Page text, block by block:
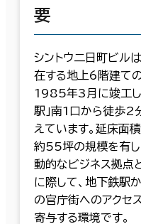
要
シントウ二日町ビル
在する地上6階建ての
1985年3月に竣工し
駅」南1口から徒歩2
えています。延床面
約55坪の規模を有し
動的なビジネス拠点
に際して、地下鉄駅
の官庁街へのアクセ
寄与する環境です。